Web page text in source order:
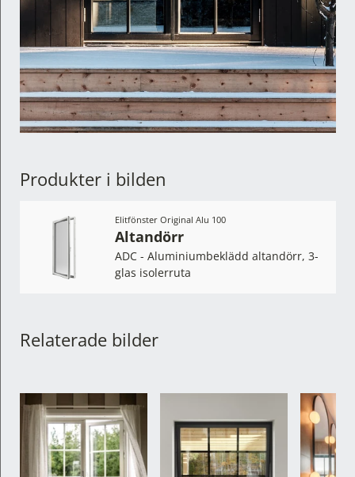
Produkter i bilden
Elitfönster Original Alu 100
Altandörr
ADC - Aluminiumbeklädd altandörr, 3-
glas isolerruta
Relaterade bilder